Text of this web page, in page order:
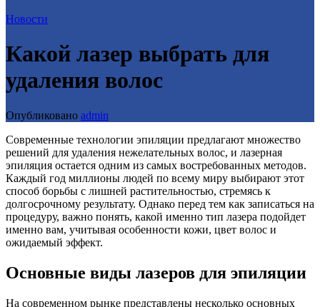
Новости
Какой лазер выбрать для
удаления волос
Опубликовано admin
Современные технологии эпиляции предлагают множество
решений для удаления нежелательных волос, и лазерная
эпиляция остается одним из самых востребованных методов.
Каждый год миллионы людей по всему миру выбирают этот
способ борьбы с лишней растительностью, стремясь к
долгосрочному результату. Однако перед тем как записаться на
процедуру, важно понять, какой именно тип лазера подойдет
именно вам, учитывая особенности кожи, цвет волос и
ожидаемый эффект.
Основные виды лазеров для эпиляции
На современном рынке представлены несколько основных